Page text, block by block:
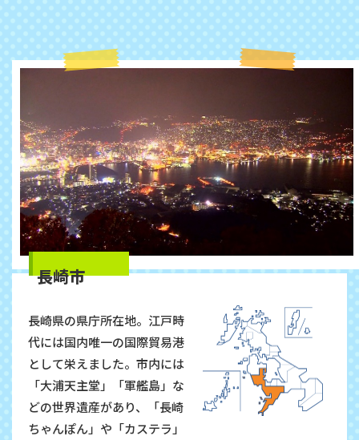
長崎市
長崎県の県庁所在地。江戸時
代には国内唯一の国際貿易港
として栄えました。市内には
「大浦天主堂」「軍艦島」な
どの世界遺産があり、「長崎
ちゃんぽん」や「カステラ」